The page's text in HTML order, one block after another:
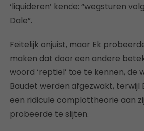
‘liquideren’ kende: “wegsturen
Dale”.
Feitelijk onjuist, maar Ek
maken dat door een andere
woord ‘reptiel’ toe te kennen, de
Baudet werden afgezwakt, terwijl
een ridicule complottheorie aan
probeerde te slijten.